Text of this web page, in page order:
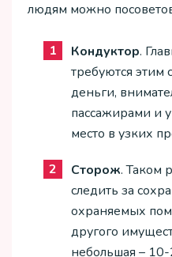
людям можно
Кондуктор.
требуются этим
деньги,
пассажирами и
место в узких
Сторож. Таком
следить за
охраняемых
другого
небольшая –